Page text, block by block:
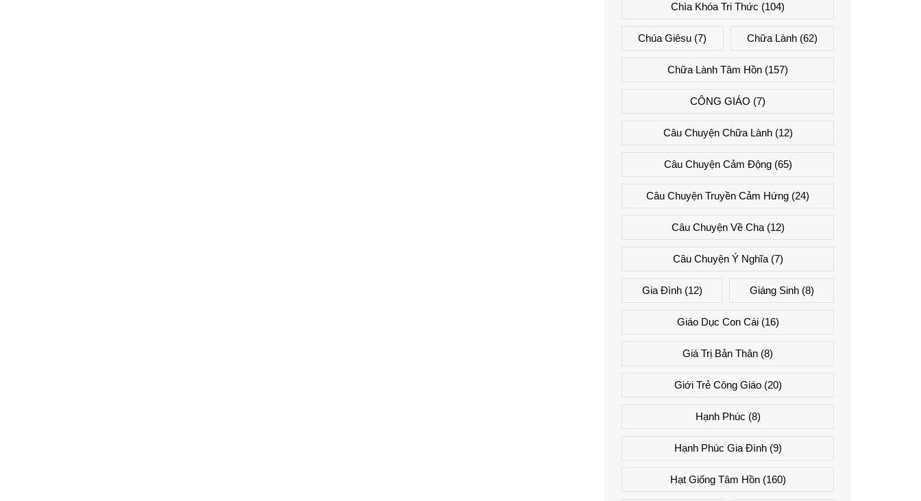
Chìa Khóa Tri Thức (104)
Chúa Giêsu (7) Chữa Lành(62)
Chữa Lành Tâm Hồn (157)
CÔNG GIÁO (7)
Câu Chuyện Chữa Lành(12)
Câu Chuyện Cảm Động(65)
Câu Chuyện Truyền Cảm Hứng (24)
Câu Chuyện Về Cha(12)
Câu Chuyện Ý Nghĩa(7)
Gia Đình(12) Giáng Sinh(8)
Giáo Dục Con Cái(16)
Giá Trị Bản Thân (8)
Giới Trẻ Công Giáo(20)
Hạnh Phúc (8)
Hạnh Phúc Gia Đình(9)
Hạt Giống Tâm Hồn(160)